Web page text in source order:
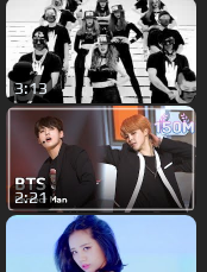
3:13
2:21